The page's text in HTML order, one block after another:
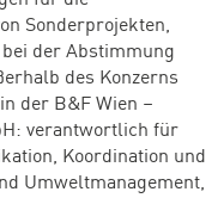
Sonderprojekten,
der Abstimmung
des Konzerns
der B&F Wien –
verantwortlich für
Koordination und
Umweltmanagement,